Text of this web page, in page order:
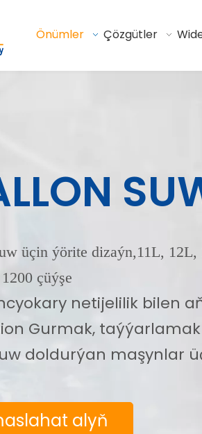
Önümler Çözgütler
üçin ýörite dizaýn, 11L, 12L,
çüýşe
netijelilik bilen
Gurmak,
doldurýan maşynlar
alyň